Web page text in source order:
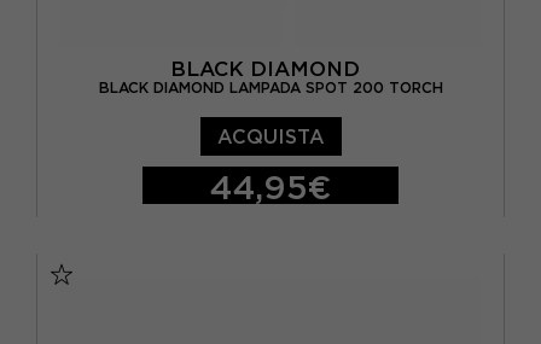
BLACK DIAMOND
BLACK DIAMOND LAMPADA SPOT 200 TORCH
ACQUISTA
44,95€